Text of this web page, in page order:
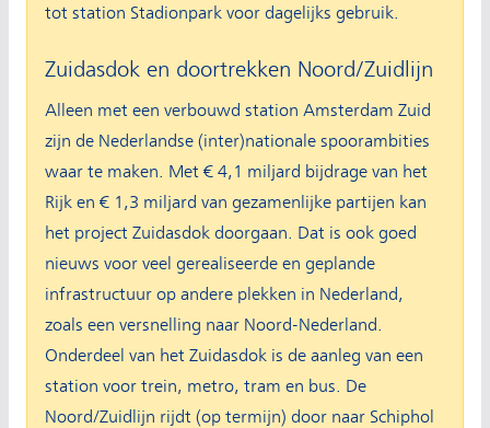
tot station Stadionpark voor dagelijks gebruik.
Zuidasdok en doortrekken Noord/Zuidlijn
Alleen met een verbouwd station Amsterdam Zuid
zijn de Nederlandse (inter)nationale spoorambities
waar te maken. Met € 4,1 miljard bijdrage van het
Rijk en € 1,3 miljard van gezamenlijke partijen kan
het project Zuidasdok doorgaan. Dat is ook goed
nieuws voor veel gerealiseerde en geplande
infrastructuur op andere plekken in Nederland,
zoals een versnelling naar Noord-Nederland.
Onderdeel van het Zuidasdok is de aanleg van een
station voor trein, metro, tram en bus. De
Noord/Zuidlijn rijdt (op termijn) door naar Schiphol